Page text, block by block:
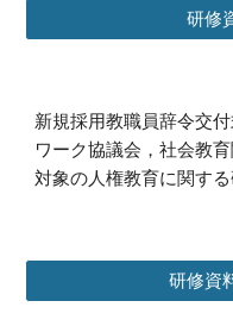
研修
新規採用教職員辞令交
ワーク協議会，社会教
対象の人権教育に関す
研修資